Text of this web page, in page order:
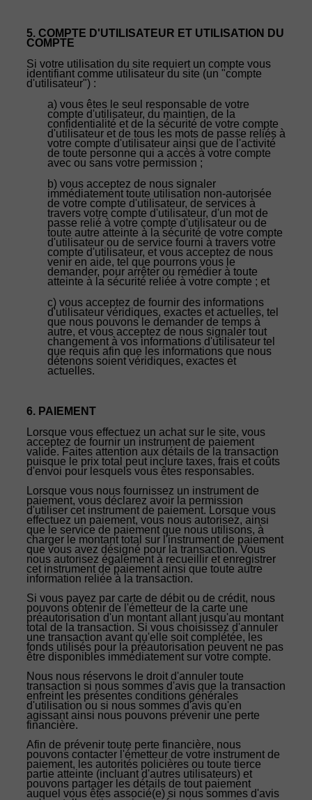
5. COMPTE D'UTILISATEUR ET UTILISATION DU
COMPTE
Si votre utilisation du site requiert un compte vous
identifiant comme utilisateur du site (un "compte
d'utilisateur") :
a) vous êtes le seul responsable de votre
compte d'utilisateur, du maintien, de la
confidentialité et de la sécurité de votre compte
d'utilisateur et de tous les mots de passe reliés à
votre compte d'utilisateur ainsi que de l'activité
de toute personne qui a accès à votre compte
avec ou sans votre permission ;
b) vous acceptez de nous signaler
immédiatement toute utilisation non-autorisée
de votre compte d'utilisateur, de services à
travers votre compte d'utilisateur, d'un mot de
passe relié à votre compte d'utilisateur ou de
toute autre atteinte à la sécurité de votre compte
d'utilisateur ou de service fourni à travers votre
compte d'utilisateur, et vous acceptez de nous
venir en aide, tel que pourrons vous le
demander, pour arrêter ou remédier à toute
atteinte à la sécurité reliée à votre compte ; et
c) vous acceptez de fournir des informations
d'utilisateur véridiques, exactes et actuelles, tel
que nous pouvons le demander de temps à
autre, et vous acceptez de nous signaler tout
changement à vos informations d'utilisateur tel
que requis afin que les informations que nous
détenons soient véridiques, exactes et
actuelles.
6. PAIEMENT
Lorsque vous effectuez un achat sur le site, vous
acceptez de fournir un instrument de paiement
valide. Faites attention aux détails de la transaction
puisque le prix total peut inclure taxes, frais et coûts
d'envoi pour lesquels vous êtes responsables.
Lorsque vous nous fournissez un instrument de
paiement, vous déclarez avoir la permission
d'utiliser cet instrument de paiement. Lorsque vous
effectuez un paiement, vous nous autorisez, ainsi
que le service de paiement que nous utilisons, à
charger le montant total sur l'instrument de paiement
que vous avez désigné pour la transaction. Vous
nous autorisez également à recueillir et enregistrer
cet instrument de paiement ainsi que toute autre
information reliée à la transaction.
Si vous payez par carte de débit ou de crédit, nous
pouvons obtenir de l'émetteur de la carte une
préautorisation d'un montant allant jusqu'au montant
total de la transaction. Si vous choisissez d'annuler
une transaction avant qu'elle soit complétée, les
fonds utilisés pour la préautorisation peuvent ne pas
être disponibles immédiatement sur votre compte.
Nous nous réservons le droit d'annuler toute
transaction si nous sommes d'avis que la transaction
enfreint les présentes conditions générales
d'utilisation ou si nous sommes d'avis qu'en
agissant ainsi nous pouvons prévenir une perte
financière.
Afin de prévenir toute perte financière, nous
pouvons contacter l'émetteur de votre instrument de
paiement, les autorités policières ou toute tierce
partie atteinte (incluant d'autres utilisateurs) et
pouvons partager les détails de tout paiement
auquel vous êtes associé(e) si nous sommes d'avis